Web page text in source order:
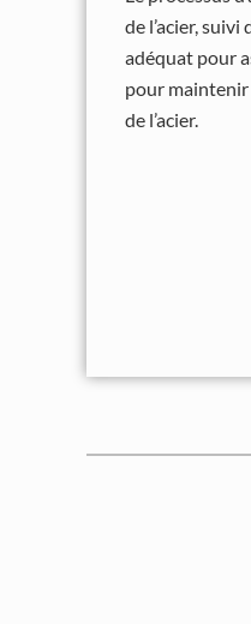
de l’acier,
adéquat pour
pour maintenir
de l’acier.